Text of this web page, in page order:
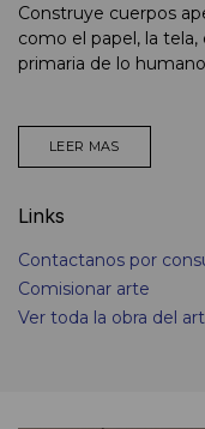
Construye cuerpos
como el papel, la
primaria de lo
LEER MAS
Links
Contactanos por
Comisionar arte
Ver toda la obra del